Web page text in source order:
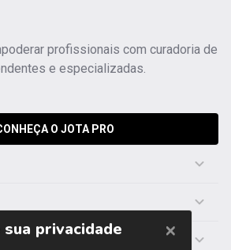
profissionais com curadoria de
e especializadas.
O JOTA PRO